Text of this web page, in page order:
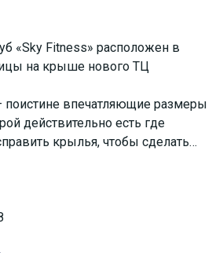
«Sky Fitness» расположен в
на крыше нового ТЦ
впечатляющие размеры
действительно есть где
крылья, чтобы сделать
лучшее, здоровое,